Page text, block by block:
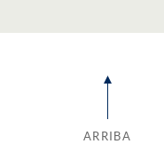
ARRIBA